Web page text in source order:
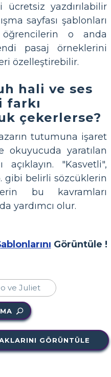
yazdırılabilir
sayfası şablonları
öğrencilerin o anda
pasaj örneklerini
özelleştirebilir.
hali ve ses
farkı
çekerlerse?
tutumuna işaret
yaratılan
açıklayın. "Kasvetli",
gibi belirli sözcüklerin
bu kavramları
yardımcı olur.
Görüntüle !
GÖRÜNTÜLE